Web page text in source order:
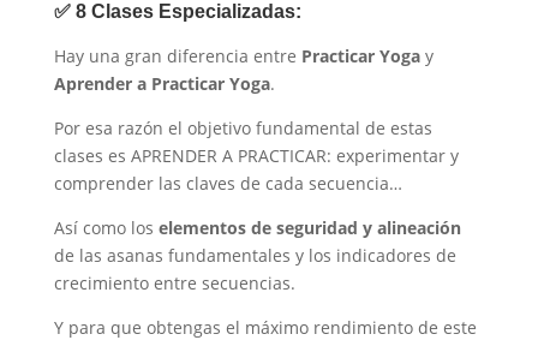
✅ 8 Clases Especializadas:
Hay una gran diferencia entre Practicar Yogay
Aprender a Practicar Yoga.
Por esa razón el objetivo fundamental de estas
clases es APRENDER A PRACTICAR: experimentar y
comprender las claves de cada secuencia…
Así como los elementos de seguridad y alineación
de las asanas fundamentales y los indicadores de
crecimiento entre secuencias.
Y para que obtengas el máximo rendimiento de este